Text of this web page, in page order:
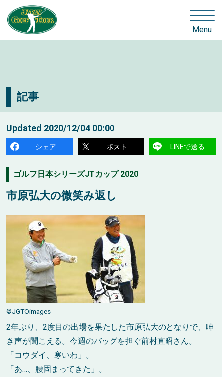
Menu
記事
Updated 2020/12/04 00:00
シェア ポスト LINEで送る
ゴルフ日本シリーズJTカップ 2020
市原弘大の微笑み返し
©JGTOimages
2年ぶり、2度目の出場を果たした市原弘大のとなりで、呻
き声が聞こえる。今週のバッグを担ぐ前村直昭さん。
「コウダイ、寒いわ」。
「あ…、腰固まってきた」。